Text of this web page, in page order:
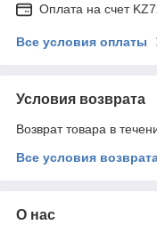
Оплата на счет
Все условия оплаты
Условия возврата
Возврат товара в
Все условия
О нас